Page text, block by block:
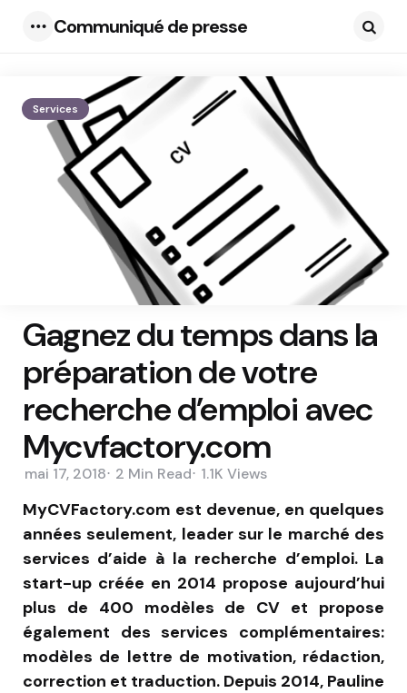
Communiqué de presse
Services
Gagnez du temps dans la
préparation de votre
recherche d’emploi avec
Mycvfactory.com
mai 17, 2018 2 Min Read 1.1K Views
MyCVFactory.com est devenue, en quelques
années seulement, leader sur le marché des
services d’aide à la recherche d’emploi. La
start-up créée en 2014 propose aujourd’hui
plus de 400 modèles de CV et propose
également des services complémentaires:
modèles de lettre de motivation, rédaction,
correction et traduction. Depuis 2014, Pauline